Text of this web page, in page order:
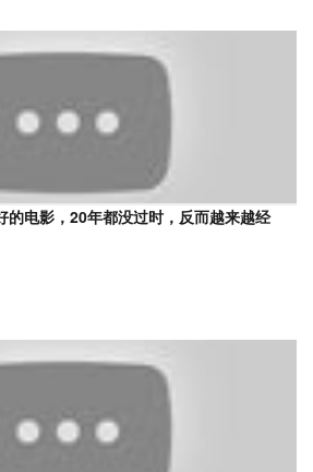
的电影，20年都没过时，反而越来越经